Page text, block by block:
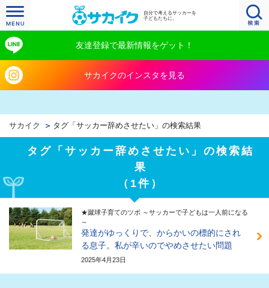
自分で考えるサッカーを
子どもたちに。
友達登録で最新情報をゲット！
サカイクのインスタを見る
サカイク タグ「サッカー辞めさせたい」の検索結果
タグ「サッカー辞めさせたい」の検索結
果
（1件）
★蹴球子育てのツボ ～サッカーで子どもは一人前になる
～
発達がゆっくりで、からかいの標的にされ
る息子。私が辛いのでやめさせたい問題
2025年4月23日